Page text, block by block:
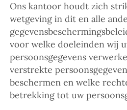
Ons kantoor houdt zich
wetgeving in dit en alle
voor welke doeleinden wij
persoonsgegevens
verstrekte
beschermen en welke
betrekking tot uw